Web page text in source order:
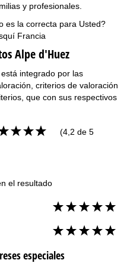
y profesionales.
es la correcta para Usted?
Francia
Alpe d'Huez
integrado por las
criterios de valoración
que con sus respectivos
(4,2 de 5
el resultado
especiales